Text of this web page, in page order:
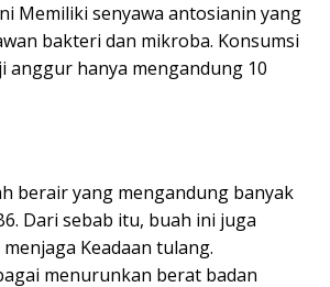
Memiliki senyawa antosianin yang
bakteri dan mikroba. Konsumsi
anggur hanya mengandung 10
berair yang mengandung banyak
Dari sebab itu, buah ini juga
Keadaan tulang.
menurunkan berat badan